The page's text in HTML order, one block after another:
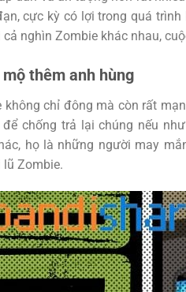
cực kỳ có lợi trong quá
cả nghìn Zombie khác nhau,
thêm anh hùng
không chỉ đông mà còn rất
chống trả lại chúng nếu
họ là những người may
Zombie.